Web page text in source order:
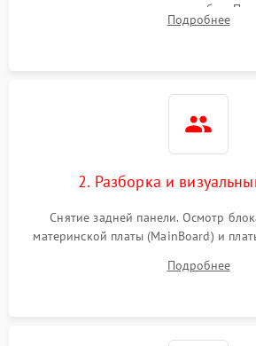
подсветки и индикаторов ошибок.
источников сигнала для выявления
Подробнее
2. Разборка и
Снятие задней панели. Осмотр
материнской платы (MainBoard) и
Проверка надежности фиксации и
Подробнее